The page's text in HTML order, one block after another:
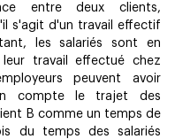
entre deux clients,
s'agit d'un travail effectif
les salariés sont en
travail effectué chez
peuvent avoir
compte le trajet des
B comme un temps de
du temps des salariés